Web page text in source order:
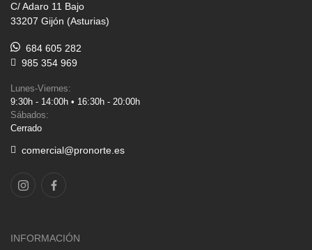
C/ Adaro 11 Bajo
33207 Gijón (Asturias)
684 605 282
985 354 969
Lunes-Viernes:
9:30h - 14:00h • 16:30h - 20:00h
Sábados:
Cerrado
comercial@pronorte.es
INFORMACIÓN